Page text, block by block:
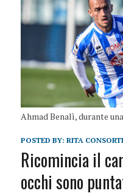
Ahmad Benalì, durante
POSTED BY: RITA
Ricomincia il
occhi sono